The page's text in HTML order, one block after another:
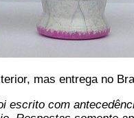
mas entrega no
escrito com